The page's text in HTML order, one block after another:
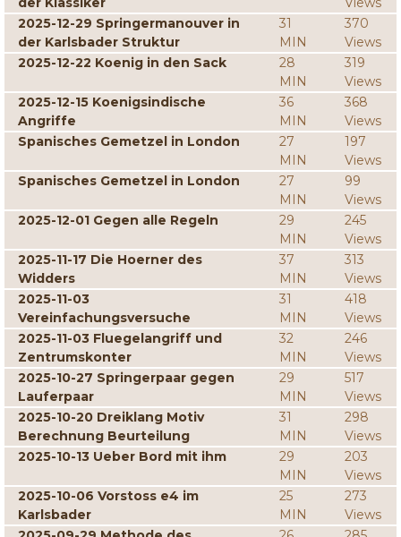
2025-12-29 Springermanouver in
der Karlsbader Struktur
31
MIN
370
Views
2025-12-22 Koenig in den Sack
28
MIN
319
Views
2025-12-15 Koenigsindische
Angriffe
36
MIN
368
Views
Spanisches Gemetzel in London
27
MIN
197
Views
Spanisches Gemetzel in London
27
MIN
99
Views
2025-12-01 Gegen alle Regeln
29
MIN
245
Views
2025-11-17 Die Hoerner des
Widders
37
MIN
313
Views
2025-11-03
Vereinfachungsversuche
31
MIN
418
Views
2025-11-03 Fluegelangriff und
Zentrumskonter
32
MIN
246
Views
2025-10-27 Springerpaar gegen
Lauferpaar
29
MIN
517
Views
2025-10-20 Dreiklang Motiv
Berechnung Beurteilung
31
MIN
298
Views
2025-10-13 Ueber Bord mit ihm
29
MIN
203
Views
2025-10-06 Vorstoss e4 im
Karlsbader
25
MIN
273
Views